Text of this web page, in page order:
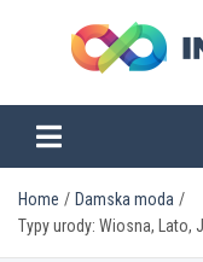
Home
Damska moda
Typy urody: Wiosna, Lato,